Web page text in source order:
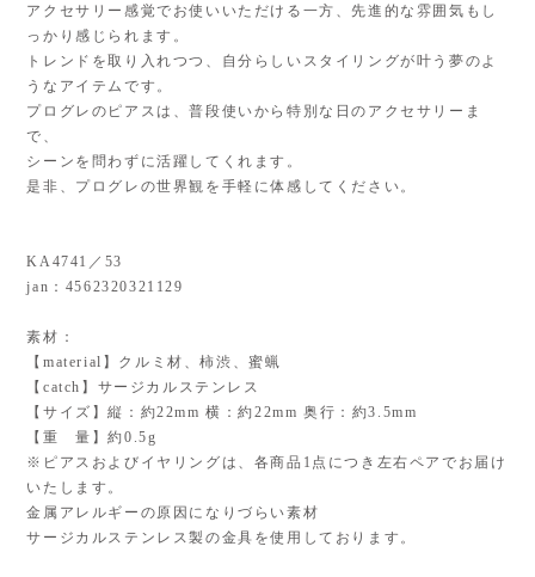
アクセサリー感覚でお使いいただける一方、先進的な雰囲気もし
っかり感じられます。
トレンドを取り入れつつ、自分らしいスタイリングが叶う夢のよ
うなアイテムです。
プログレのピアスは、普段使いから特別な日のアクセサリーま
で、
シーンを問わずに活躍してくれます。
是非、プログレの世界観を手軽に体感してください。
KA4741／53
jan：4562320321129
素材：
【material】クルミ材、柿渋、蜜蝋
【catch】サージカルステンレス
【サイズ】縦：約22mm 横：約22mm 奥行：約3.5mm
【重 量】約0.5g
※ピアスおよびイヤリングは、各商品1点につき左右ペアでお届け
いたします。
金属アレルギーの原因になりづらい素材
サージカルステンレス製の金具を使用しております。